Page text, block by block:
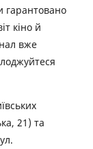
гарантовано
кіно й
вже
21) та